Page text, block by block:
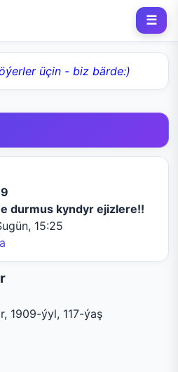
☰
üçin - biz bärde:)
durmus kyndyr ejizlere!!
15:25
1909-ýyl, 117-ýaş